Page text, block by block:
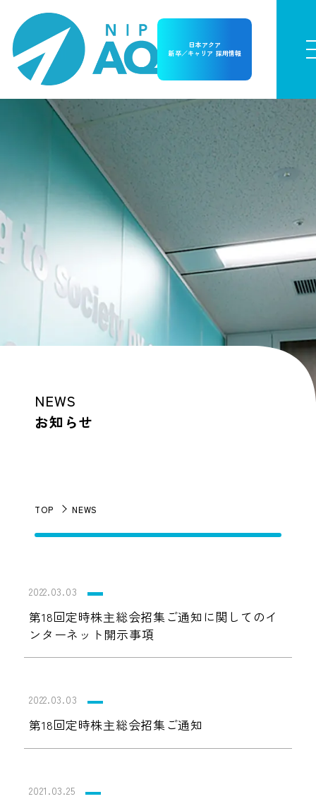
日本アクア
新卒／キャリア 採用情報
NEWS
お知らせ
TOP NEWS
2022.03.03
第18回定時株主総会招集ご通知に関してのイ
ンターネット開示事項
2022.03.03
第18回定時株主総会招集ご通知
2021.03.25